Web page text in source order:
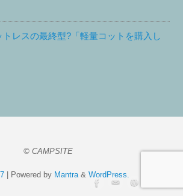
トレスの最終型?「軽量コットを購入し
© CAMPSITE
| Powered by Mantra & WordPress.